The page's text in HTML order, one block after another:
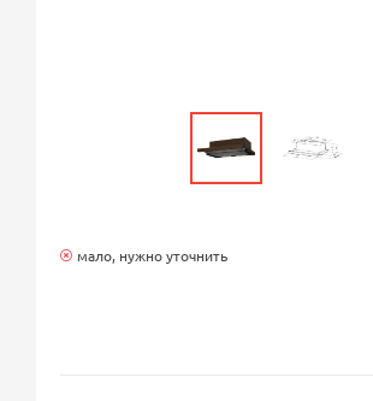
мало, нужно уточнить